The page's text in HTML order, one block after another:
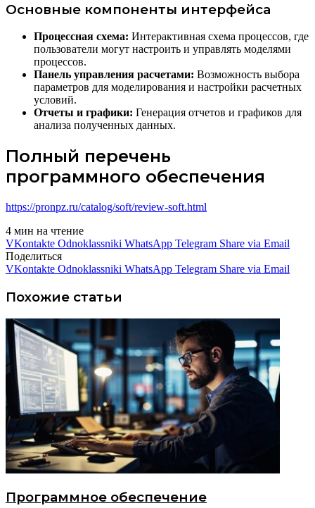
Основные компоненты интерфейса
Процессная схема: Интерактивная схема процессов, где
пользователи могут настроить и управлять моделями
процессов.
Панель управления расчетами: Возможность выбора
параметров для моделирования и настройки расчетных
условий.
Отчеты и графики: Генерация отчетов и графиков для
анализа полученных данных.
Полный перечень
программного обеспечения
https://pronpz.ru/catalog/soft/review-soft.html
4 мин на чтение
VKontakte Odnoklassniki WhatsApp Telegram Share via Email
Поделиться
VKontakte Odnoklassniki WhatsApp Telegram Share via Email
Похожие статьи
Программное обеспечение